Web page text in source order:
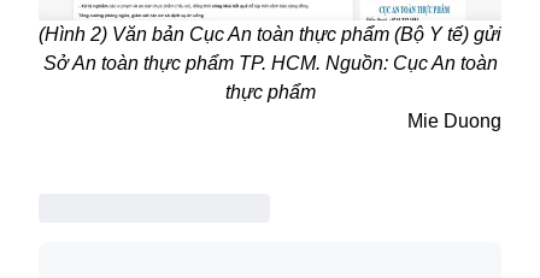
(Hình 2) Văn bản Cục An toàn thực phẩm (Bộ Y tế) gửi
Sở An toàn thực phẩm TP. HCM. Nguồn: Cục An toàn
thực phẩm
Mie Duong